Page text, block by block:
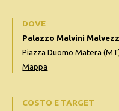
DOVE
Palazzo Malvini
Piazza Duomo Matera
Mappa
COSTO E TARGET